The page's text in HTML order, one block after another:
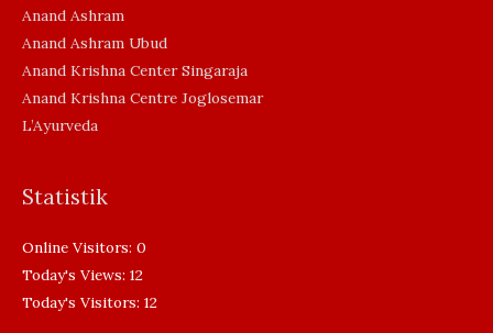
Anand Ashram
Anand Ashram Ubud
Anand Krishna Center Singaraja
Anand Krishna Centre Joglosemar
L’Ayurveda
Statistik
Online Visitors: 0
Today's Views: 12
Today's Visitors: 12